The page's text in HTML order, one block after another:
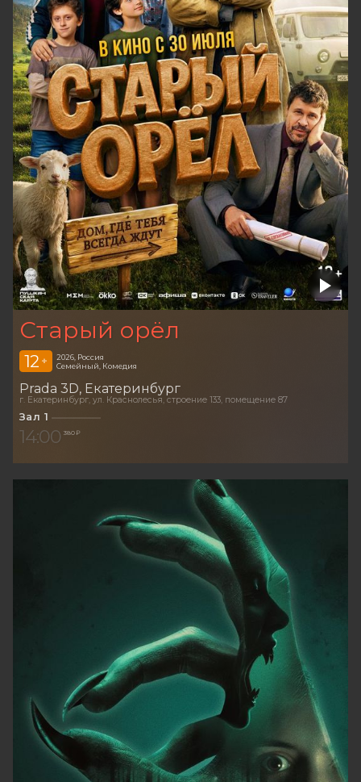
Старый орёл
12 +
2026, Россия
Семейный, Комедия
Prada 3D Екатеринбург
г. Екатеринбург, ул. Краснолесья, строение 133, помещение 87
Зал 1
14:00 380 ₽